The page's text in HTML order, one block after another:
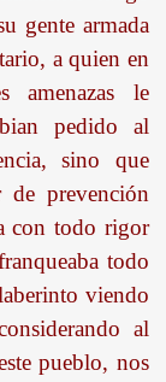
gente armada
a quien en
amenazas le
pedido al
sino que
prevención
con todo rigor
todo
viendo
al
pueblo, nos